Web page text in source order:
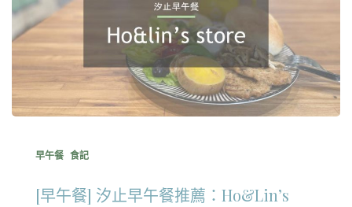
早午餐 食記
[早午餐] 汐止早午餐推薦：Ho&Lin’s